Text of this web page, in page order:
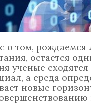
о том, рождаемся
остается
ученые
а среда
новые